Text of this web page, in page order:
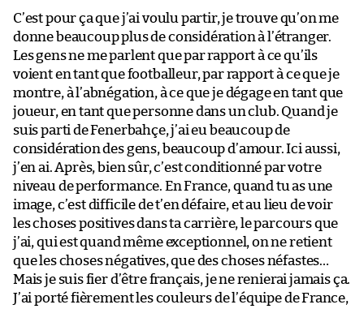
C’est pour ça que j’ai voulu partir, je trouve qu’on me
donne beaucoup plus de considération à l’étranger.
Les gens ne me parlent que par rapport à ce qu’ils
voient en tant que footballeur, par rapport à ce que je
montre, à l’abnégation, à ce que je dégage en tant que
joueur, en tant que personne dans un club. Quand je
suis parti de Fenerbahçe, j’ai eu beaucoup de
considération des gens, beaucoup d’amour. Ici aussi,
j’en ai. Après, bien sûr, c’est conditionné par votre
niveau de performance. En France, quand tu as une
image, c’est difficile de t’en défaire, et au lieu de voir
les choses positives dans ta carrière, le parcours que
j’ai, qui est quand même exceptionnel, on ne retient
que les choses négatives, que des choses néfastes…
Mais je suis fier d’être français, je ne renierai jamais ça.
J’ai porté fièrement les couleurs de l’équipe de France,